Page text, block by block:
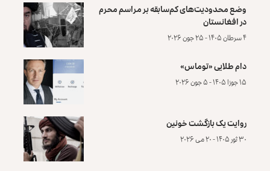
وضع محدودیت‌های کم‌سابقه بر مراسم محرم
در افغانستان
۴ سرطان ۱۴۰۵ - ۲۵ جون ۲۰۲۶
دام طلایی «توماس»
۱۵ جوزا ۱۴۰۵ - ۵ جون ۲۰۲۶
روایت یک بازگشت خونین
۳۰ ثور ۱۴۰۵ - ۲۰ می ۲۰۲۶